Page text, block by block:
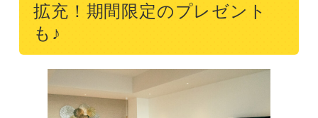
拡充！期間限定のプレゼント
も♪